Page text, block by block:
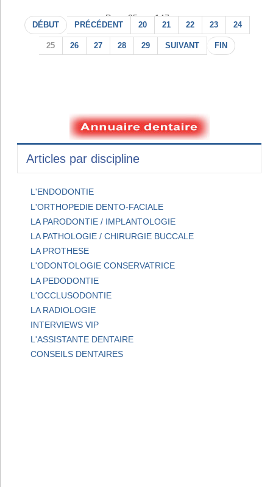
Page 25 sur 147
DÉBUT PRÉCÉDENT 20 21 22 23 24
25 26 27 28 29 SUIVANT FIN
Articles par discipline
L'ENDODONTIE
L'ORTHOPEDIE DENTO-FACIALE
LA PARODONTIE / IMPLANTOLOGIE
LA PATHOLOGIE / CHIRURGIE BUCCALE
LA PROTHESE
L'ODONTOLOGIE CONSERVATRICE
LA PEDODONTIE
L'OCCLUSODONTIE
LA RADIOLOGIE
INTERVIEWS VIP
L'ASSISTANTE DENTAIRE
CONSEILS DENTAIRES